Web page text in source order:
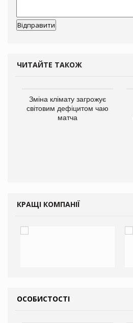
ЧИТАЙТЕ ТАКОЖ
Зміна клімату загрожує
світовим дефіцитом чаю
матча
КРАЩІ КОМПАНІЇ
ОСОБИСТОСТІ